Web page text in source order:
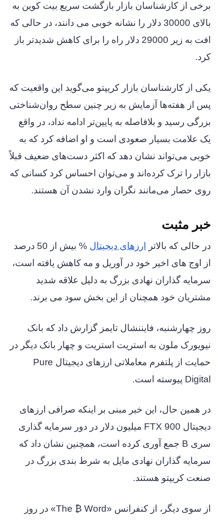
برخی از کارشناسان بازار بازگشت سریع بیت کوین به
بالای 30000 دلار را نشانه خوبی می دانند، در حالی که
افت به زیر 29000 دلار راه را برای کاهش شدیدتر باز
کرد.
یکی از کارشناسان بازار کریپتو می‌گوید این واقعیت که
پس از هفته‌ها آزمایش به زیر چنین سطح روان‌شناختی
بزرگی رسید و بلافاصله به پایین‌تر ادامه نداد، در واقع
یک علامت بسیار صعودی است و او اضافه کرد که به
خوبی می‌تواند نشان دهد که اکثر دست‌های ضعیف قبلاً
بازار را ترک کرده‌اند و می‌توان احساس کرد کسانی که
روی حصار می‌مانند نگران وارد نشدن آن هستند.
خبر مثبت
در حالی که بالاتر ارزهای دیجیتال
% بیش از 50 درصد
از اوج های اخیر خود در آوریل و مه کاهش یافته است،
سرمایه گذاران نهادی بزرگ به دلیل علاقه شدید
مشتریان خود همچنان از این بخش سود می برند.
روز چهارشنبه، فایننشال تایمز گزارش داد که بانک
نیویورک ملون به استریت استریت و چهار بانک دیگر در
حمایت از پلتفرم معاملاتی ارزهای دیجیتال Pure
Digital پیوسته است.
در همین حال، این خبر مبنی بر اینکه صرافی ارزهای
دیجیتال FTX 900 میلیون دلار در دور سرمایه گذاری
سری B جمع آوری کرده است، همچنین نشان داد که
سرمایه گذاران نهادی مایل به شرط بندی بزرگ در
صنعت کریپتو هستند.
از سوی دیگر، از کنفرانس «The ₿ Word» در روز